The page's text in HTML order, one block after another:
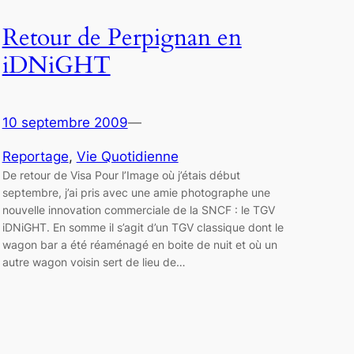
Retour de Perpignan en
iDNiGHT
10 septembre 2009—
Reportage, Vie Quotidienne
De retour de Visa Pour l’Image où j’étais début
septembre, j’ai pris avec une amie photographe une
nouvelle innovation commerciale de la SNCF : le TGV
iDNiGHT. En somme il s’agit d’un TGV classique dont le
wagon bar a été réaménagé en boite de nuit et où un
autre wagon voisin sert de lieu de…